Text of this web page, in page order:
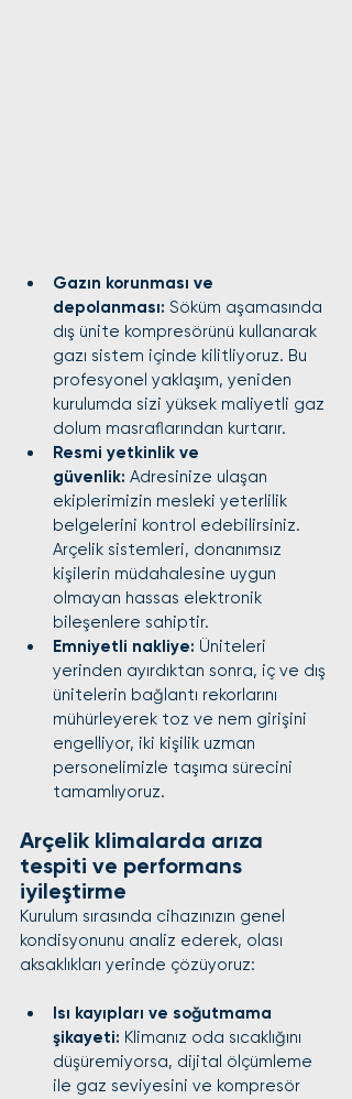
Gazın korunması ve
depolanması: Söküm aşamasında
dış ünite kompresörünü kullanarak
gazı sistem içinde kilitliyoruz. Bu
profesyonel yaklaşım, yeniden
kurulumda sizi yüksek maliyetli gaz
dolum masraflarından kurtarır.
Resmi yetkinlik ve
güvenlik: Adresinize ulaşan
ekiplerimizin mesleki yeterlilik
belgelerini kontrol edebilirsiniz.
Arçelik sistemleri, donanımsız
kişilerin müdahalesine uygun
olmayan hassas elektronik
bileşenlere sahiptir.
Emniyetli nakliye: Üniteleri
yerinden ayırdıktan sonra, iç ve dış
ünitelerin bağlantı rekorlarını
mühürleyerek toz ve nem girişini
engelliyor, iki kişilik uzman
personelimizle taşıma sürecini
tamamlıyoruz.
Arçelik klimalarda arıza
tespiti ve performans
iyileştirme
Kurulum sırasında cihazınızın genel
kondisyonunu analiz ederek, olası
aksaklıkları yerinde çözüyoruz:
Isı kayıpları ve soğutmama
şikayeti: Klimanız oda sıcaklığını
düşüremiyorsa, dijital ölçümleme
ile gaz seviyesini ve kompresör